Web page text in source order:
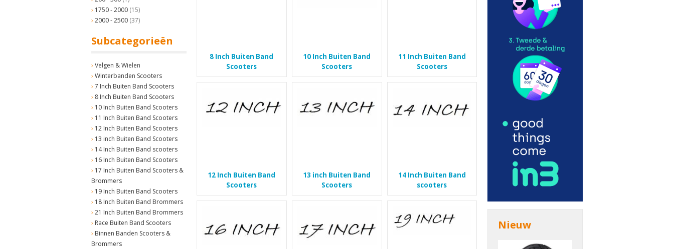
1750 - 2000 (15)
2000 - 2500 (37)
Subcategorieën
Velgen & Wielen
Winterbanden Scooters
7 Inch Buiten Band Scooters
8 Inch Buiten Band Scooters
10 Inch Buiten Band Scooters
11 Inch Buiten Band Scooters
12 Inch Buiten Band Scooters
13 inch Buiten Band Scooters
14 Inch Buiten Band scooters
16 Inch Buiten Band Scooters
17 Inch Buiten Band Scooters &
Brommers
19 Inch Buiten Band Scooters
18 Inch Buiten Band Brommers
21 Inch Buiten Band Brommers
Race Buiten Band Scooters
Binnen Banden Scooters &
Brommers
8 Inch Buiten Band
Scooters
10 Inch Buiten Band
Scooters
11 Inch Buiten Band
Scooters
12 Inch Buiten Band
Scooters
13 inch Buiten Band
Scooters
14 Inch Buiten Band
scooters
Nieuw